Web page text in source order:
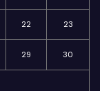
22 23
29 30